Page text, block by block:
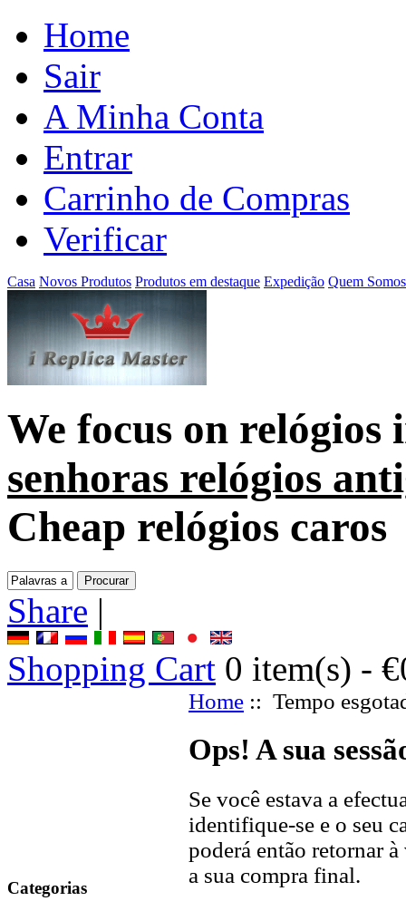
Home
Sair
A Minha Conta
Entrar
Carrinho de Compras
Verificar
Casa Novos Produtos Produtos em destaque Expedição Quem Somos
We focus on relógios
senhoras relógios
Cheap relógios caros
Share |
Shopping Cart 0 item(s) -
Categorias
Home :: Tempo
Ops! A sua
Se você estava a
identifique-se e o seu
poderá então retornar
a sua compra final.